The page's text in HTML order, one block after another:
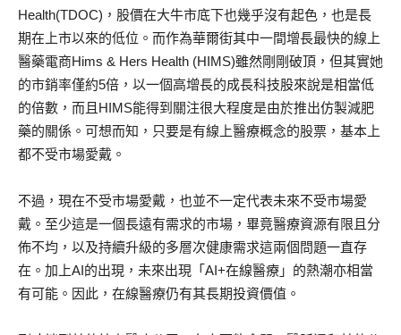
Health(TDOC)，股價在大牛市底下也幾乎沒有起色，也是長
期在上市以來的低位。而作為華爾街其中一間增長最快的線上
醫藥電商Hims & Hers Health (HIMS)雖然剛剛破頂，但其實她
的市銷率僅約5倍，以一個高增長的成長科技股來說是相當低
的倍數，而且HIMS能得到關注很大程度是由於推出仿製減肥
藥的關係。可想而知，只要是有線上醫療概念的股票，基本上
都不受市場愛戴。
不過，現在不受市場愛戴，也並不一定代表未來不受市場愛
戴。至少這是一個長遠有需求的市場，畢竟醫療資源有限且分
佈不均，以及持續升級的多層次健康需求這兩個問題一直存
在。加上AI的出現，未來出現「AI+在線醫療」的熱潮亦相當
有可能。因此，在線醫療仍有其長期投資價值。